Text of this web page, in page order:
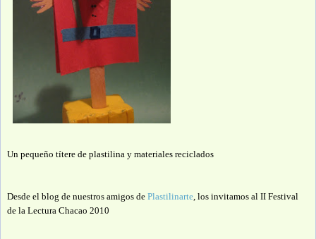
Un pequeño títere de plastilina y materiales reciclados
Desde el blog de nuestros amigos de Plastilinarte, los invitamos al II Festival
de la Lectura Chacao 2010